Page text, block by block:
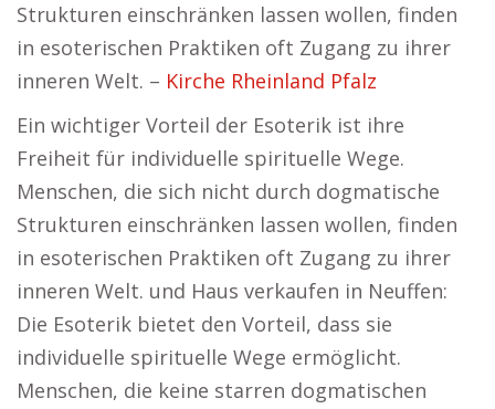
Strukturen einschränken lassen wollen, finden
in esoterischen Praktiken oft Zugang zu ihrer
inneren Welt. – Kirche Rheinland Pfalz
Ein wichtiger Vorteil der Esoterik ist ihre
Freiheit für individuelle spirituelle Wege.
Menschen, die sich nicht durch dogmatische
Strukturen einschränken lassen wollen, finden
in esoterischen Praktiken oft Zugang zu ihrer
inneren Welt. und Haus verkaufen in Neuffen:
Die Esoterik bietet den Vorteil, dass sie
individuelle spirituelle Wege ermöglicht.
Menschen, die keine starren dogmatischen